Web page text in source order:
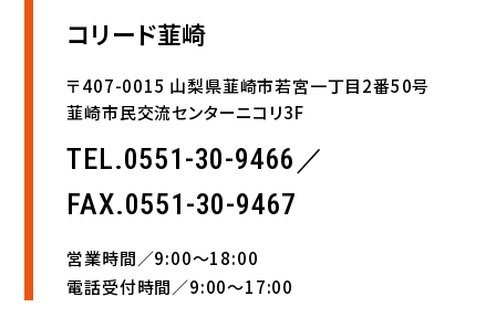
コリード韮崎
〒407-0015 山梨県韮崎市若宮一丁目2番50号
韮崎市民交流センターニコリ3F
TEL.0551-30-9466／
FAX.0551-30-9467
営業時間／9:00〜18:00
電話受付時間／9:00〜17:00